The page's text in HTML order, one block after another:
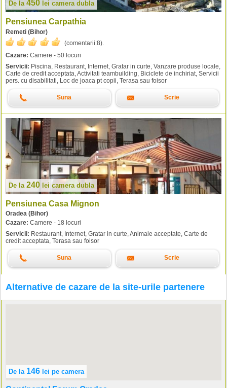
De la 450 lei camera dubla
Pensiunea Carpathia
Remeti (Bihor)
(comentarii:8).
Cazare: Camere - 50 locuri
Servicii: Piscina, Restaurant, Internet, Gratar in curte, Vanzare produse locale,
Carte de credit acceptata, Activitati teambuilding, Biciclete de inchiriat, Servicii
pers. cu disabilitati, Loc de joaca pt copii, Terasa sau foisor
Suna Scrie
De la 240 lei camera dubla
Pensiunea Casa Mignon
Oradea (Bihor)
Cazare: Camere - 18 locuri
Servicii: Restaurant, Internet, Gratar in curte, Animale acceptate, Carte de
credit acceptata, Terasa sau foisor
Suna Scrie
Alternative de cazare de la site-urile partenere
De la 146 lei pe camera